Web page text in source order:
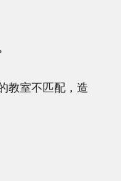
教室不匹配，造